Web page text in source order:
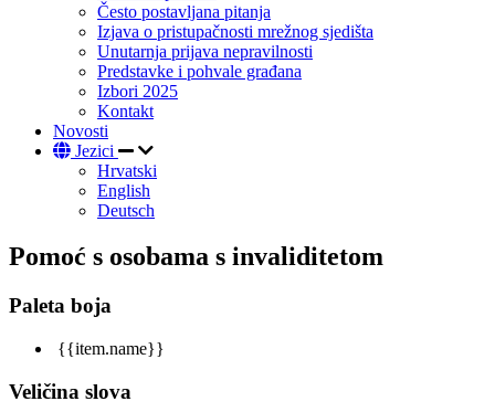
Često postavljana pitanja
Izjava o pristupačnosti mrežnog sjedišta
Unutarnja prijava nepravilnosti
Predstavke i pohvale građana
Izbori 2025
Kontakt
Novosti
Jezici
Hrvatski
English
Deutsch
Pomoć s osobama s invaliditetom
Paleta boja
{{item.name}}
Veličina slova